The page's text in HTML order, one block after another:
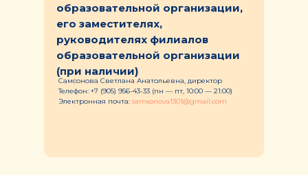
образовательной организации,
его заместителях,
руководителях филиалов
образовательной организации
(при наличии)
Самсонова Светлана Анатольевна, директор
Телефон: +7 (905) 956-43-33 (пн — пт, 10:00 — 21:00)
Электронная почта: samsonova1301@gmail.com